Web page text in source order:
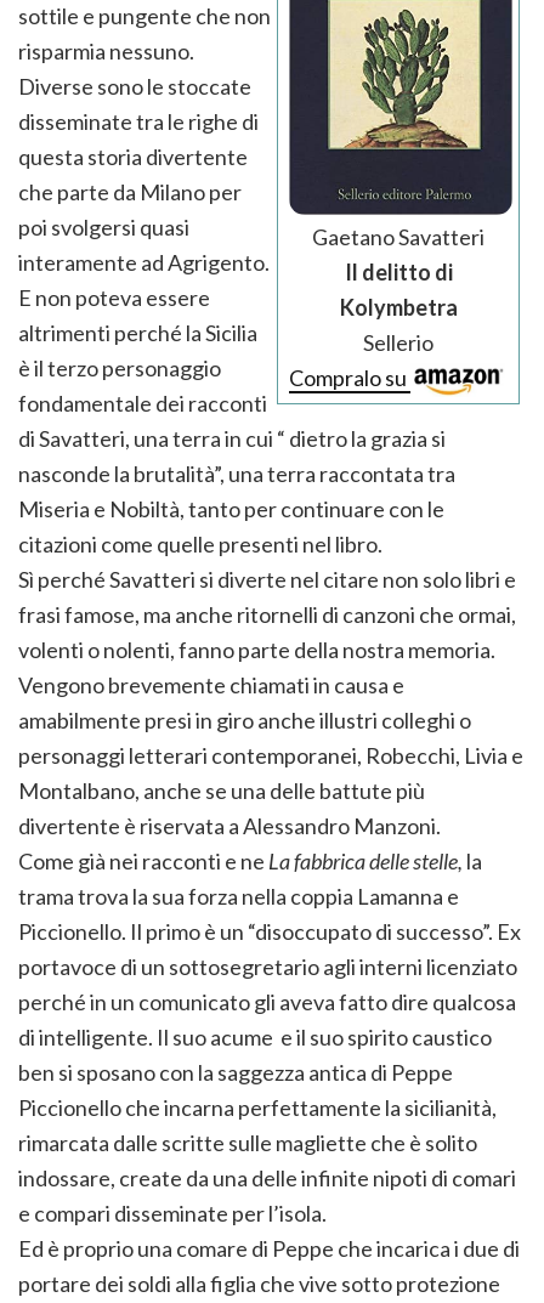
Gaetano Savatteri
Il delitto di
Kolymbetra
Sellerio
Compralo su
sottile e pungente che non
risparmia nessuno.
Diverse sono le stoccate
disseminate tra le righe di
questa storia divertente
che parte da Milano per
poi svolgersi quasi
interamente ad Agrigento.
E non poteva essere
altrimenti perché la Sicilia
è il terzo personaggio
fondamentale dei racconti
di Savatteri, una terra in cui “ dietro la grazia si
nasconde la brutalità”, una terra raccontata tra
Miseria e Nobiltà, tanto per continuare con le
citazioni come quelle presenti nel libro.
Sì perché Savatteri si diverte nel citare non solo libri e
frasi famose, ma anche ritornelli di canzoni che ormai,
volenti o nolenti, fanno parte della nostra memoria.
Vengono brevemente chiamati in causa e
amabilmente presi in giro anche illustri colleghi o
personaggi letterari contemporanei, Robecchi, Livia e
Montalbano, anche se una delle battute più
divertente è riservata a Alessandro Manzoni.
Come già nei racconti e ne La fabbrica delle stelle, la
trama trova la sua forza nella coppia Lamanna e
Piccionello. Il primo è un “disoccupato di successo”. Ex
portavoce di un sottosegretario agli interni licenziato
perché in un comunicato gli aveva fatto dire qualcosa
di intelligente. Il suo acume e il suo spirito caustico
ben si sposano con la saggezza antica di Peppe
Piccionello che incarna perfettamente la sicilianità,
rimarcata dalle scritte sulle magliette che è solito
indossare, create da una delle infinite nipoti di comari
e compari disseminate per l’isola.
Ed è proprio una comare di Peppe che incarica i due di
portare dei soldi alla figlia che vive sotto protezione